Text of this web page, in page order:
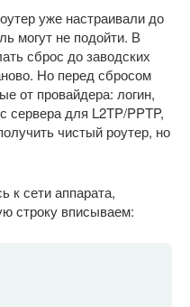
уже настраивали до
могут не подойти. В
сброс до заводских
Но перед сбросом
от провайдера: логин,
сервера для L2TP/PPTP,
чистый роутер, но
к сети аппарата,
строку вписываем: